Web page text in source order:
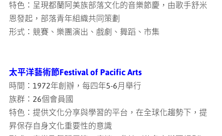
特色：呈現都蘭阿美族部落文化的音樂節慶，由歌手舒米
恩發起，部落青年組織共同策劃
形式：競賽、樂團演出、戲劇、舞蹈、市集
太平洋藝術節Festival of Pacific Arts
時間：1972年創辦，每四年5-6月舉行
族群：26個會員國
特色：提供文化分享與學習的平台，在全球化趨勢下，提
昇保存自身文化重要性的意識